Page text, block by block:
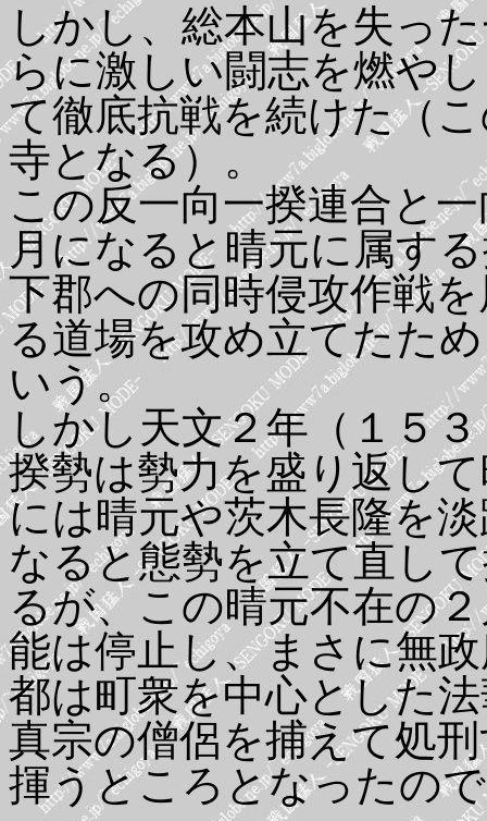
しかし、総本山を失っ
らに激しい闘志を燃や
て徹底抗戦を続けた（
寺となる）。
この反一向一揆連合と
月になると晴元に属す
下郡への同時侵攻作戦
る道場を攻め立てたた
いう。
しかし天文２年（１５
揆勢は勢力を盛り返し
には晴元や茨木長隆を
なると態勢を立て直し
るが、この晴元不在の
能は停止し、まさに無
都は町衆を中心とした
真宗の僧侶を捕えて処
揮うところとなったの